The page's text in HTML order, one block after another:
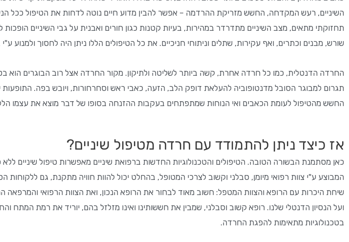
השיניים, רעש המקדחה, החשש מזריקת ההרדמה – אפשר להבין מדוע חיים נוטה לדחות את הטיפול ככל
תחזוקתי מתאים, מצב השיניים מתדרדר במהירות, בעיות קטנות כגון חורים ואבנית על גבי השיניים
שורש, מבנים וכתרים, ואף עקירות, שתלים וניתוחי חניכיים. את כל הטיפולים הללו ניתן היה לחסוך ולמנוע
החרדה הדנטלית, כמו כל חרדה אחרת, קשה ביותר לשליטה ולתיקון. מקור החרדה אצל רוב הבוגרים הוא
תגרום למבוגר הסובל מדנטופוביה להעלאת דופק הלב, הזעה, כאבי ראש וסחרחורות, ויובש בפה.
החשש מהטיפול לעומת הכאבים ואי הנוחות שמתפתחים בעקבות ההזנחה בסופו של דבר מוצא את עצמו
אז כיצד ניתן להתמודד עם חרדה מטיפול שיניים?
כאן מסתמנת הבשורה הטובה. הטיפולים והטכנולוגיות החדשות ברפואת שיניים מאפשרות טיפול שיניים ללא
המבוצע ע"י צוות רפואי מיומן, סבלני וקשוב לצרכי המטופל, בהחלט יכול להוות חוויה מתקנת, גם
שיחת היכרות עם הרופא והצוות המטפל: חשוב מאוד לבחור את הרופא הנכון, ואת הצוות הרפואי
ועל הנסיון הדנטלי שלנו. רופא קשוב וסבלני, שמבין את חששותינו ואינו מזלזל בהם, יוריד את רמת המתח
בטכנולוגיות מתאימות להפגת החרדה.